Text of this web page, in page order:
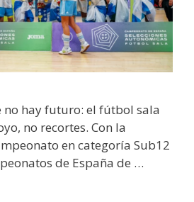
no hay futuro: el fútbol sala
no recortes. Con la
en categoría Sub12
de España de …